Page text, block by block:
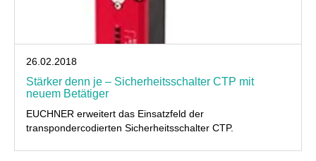
26.02.2018
Stärker denn je – Sicherheitsschalter CTP mit
neuem Betätiger
EUCHNER erweitert das Einsatzfeld der
transpondercodierten Sicherheitsschalter CTP.